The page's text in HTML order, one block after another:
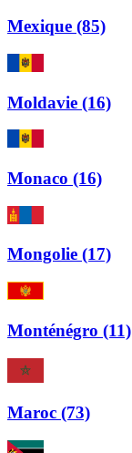
Mexique (85)
Moldavie (16)
Monaco (16)
Mongolie (17)
Monténégro (11)
Maroc (73)